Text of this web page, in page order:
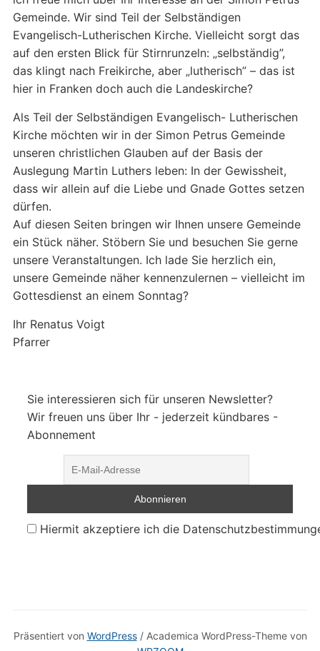
Gemeinde. Wir sind Teil der Selbständigen
Evangelisch-Lutherischen Kirche. Vielleicht sorgt das
auf den ersten Blick für Stirnrunzeln: „selbständig”,
das klingt nach Freikirche, aber „lutherisch” – das ist
hier in Franken doch auch die Landeskirche?
Als Teil der Selbständigen Evangelisch- Lutherischen
Kirche möchten wir in der Simon Petrus Gemeinde
unseren christlichen Glauben auf der Basis der
Auslegung Martin Luthers leben: In der Gewissheit,
dass wir allein auf die Liebe und Gnade Gottes setzen
dürfen.
Auf diesen Seiten bringen wir Ihnen unsere Gemeinde
ein Stück näher. Stöbern Sie und besuchen Sie gerne
unsere Veranstaltungen. Ich lade Sie herzlich ein,
unsere Gemeinde näher kennenzulernen – vielleicht im
Gottesdienst an einem Sonntag?
Ihr Renatus Voigt
Pfarrer
Sie interessieren sich für unseren Newsletter?
Wir freuen uns über Ihr - jederzeit kündbares -
Abonnement
Hiermit akzeptiere ich die
Präsentiert von WordPress/ Academica WordPress-Theme von